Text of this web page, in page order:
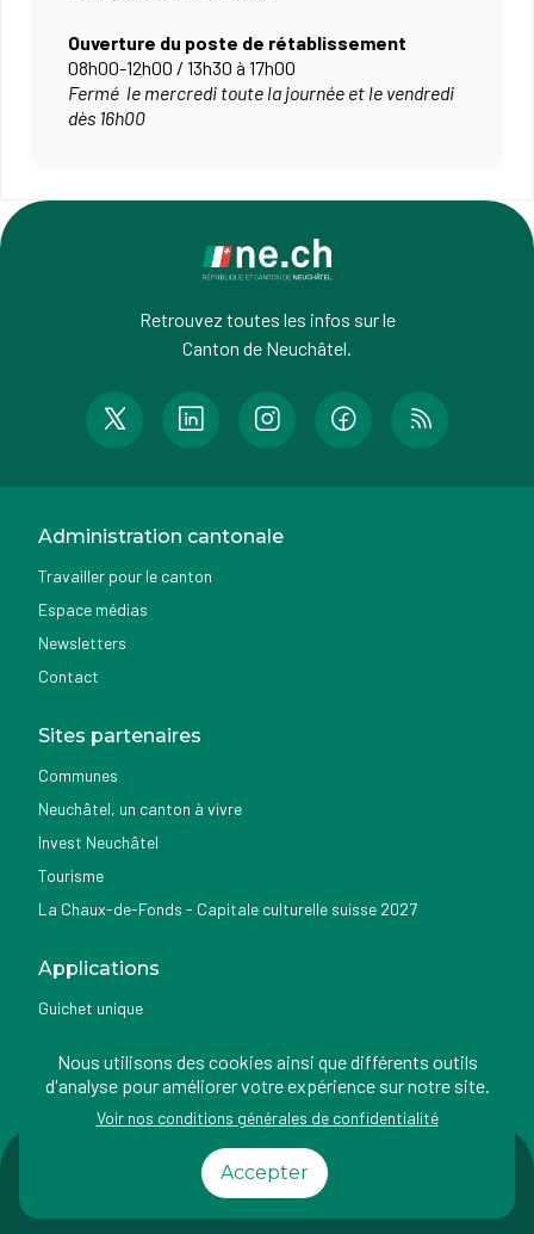
​Ouverture du poste de rétablissement
08h00-12h00 / 13h30 à 17h00
Fermé le mercredi toute la journée et le vendredi
dès 16h00
Retrouvez toutes les infos sur le
Canton de Neuchâtel.
Administration cantonale
Travailler pour le canton
Espace médias
Newsletters
Contact
Sites partenaires
Communes
Neuchâtel, un canton à vivre
Invest Neuchâtel
Tourisme
La Chaux-de-Fonds - Capitale culturelle suisse 2027
Applications
Guichet unique
Nemo news
Conditions
d'utilisation
Protection des
données
Nous utilisons des cookies ainsi que différents outils
d'analyse pour améliorer votre expérience sur notre site.
Voir nos conditions générales de confidentialité
Accepter